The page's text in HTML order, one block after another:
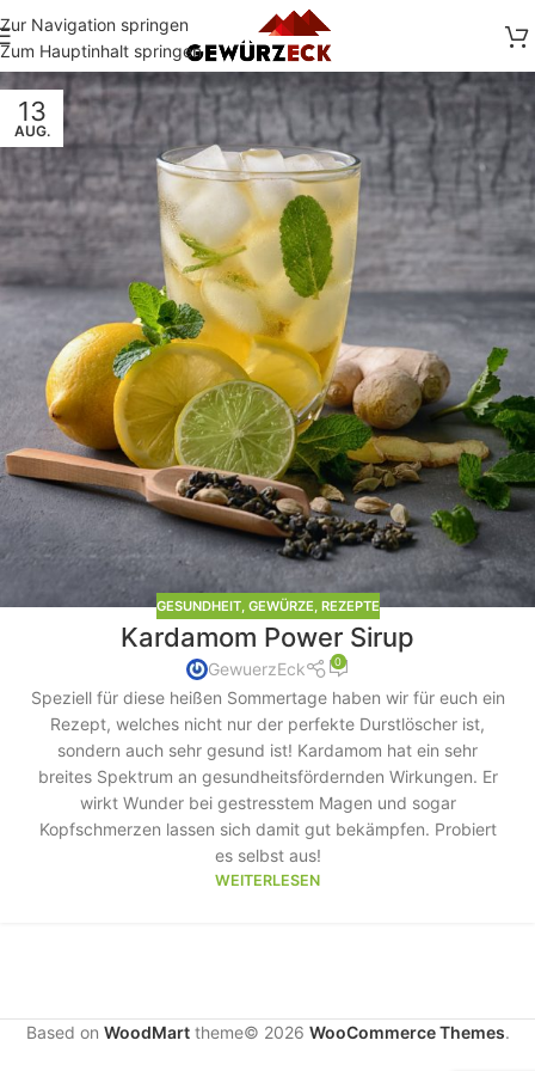
Zur Navigation springen
Zum Hauptinhalt springen
13
AUG.
GESUNDHEIT, GEWÜRZE REZEPTE
Kardamom Power Sirup
GewuerzEck 0
Speziell für diese heißen Sommertage haben wir für euch ein
Rezept, welches nicht nur der perfekte Durstlöscher ist,
sondern auch sehr gesund ist! Kardamom hat ein sehr
breites Spektrum an gesundheitsfördernden Wirkungen. Er
wirkt Wunder bei gestresstem Magen und sogar
Kopfschmerzen lassen sich damit gut bekämpfen. Probiert
es selbst aus!
WEITERLESEN
Based on WoodMarttheme© 2026 WooCommerce Themes.